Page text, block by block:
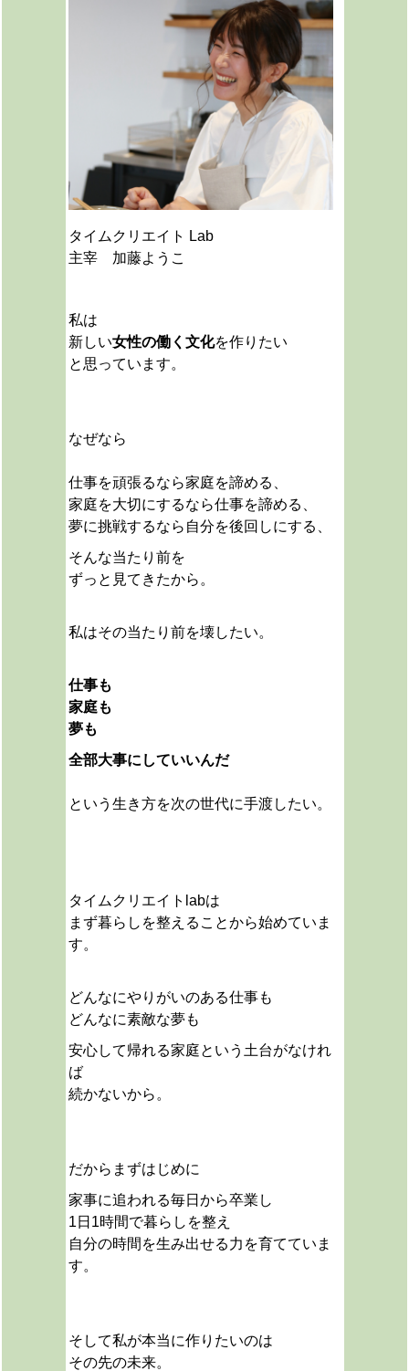
タイムクリエイト Lab
主宰 加藤ようこ
私は
新しい女性の働く文化を作りたい
と思っています。
なぜなら
仕事を頑張るなら家庭を諦める、
家庭を大切にするなら仕事を諦める、
夢に挑戦するなら自分を後回しにする、
そんな当たり前を
ずっと見てきたから。
私はその当たり前を壊したい。
仕事も
家庭も
夢も
全部大事にしていいんだ
という生き方を次の世代に手渡したい。
タイムクリエイトlabは
まず暮らしを整えることから始めていま
す。
どんなにやりがいのある仕事も
どんなに素敵な夢も
安心して帰れる家庭という土台がなけれ
ば
続かないから。
だから まずはじめに
家事に追われる毎日から卒業し
1日1時間で暮らしを整え
自分の時間を生み出せる力を育てていま
す。
そして私が本当に作りたいのは
その先の未来。